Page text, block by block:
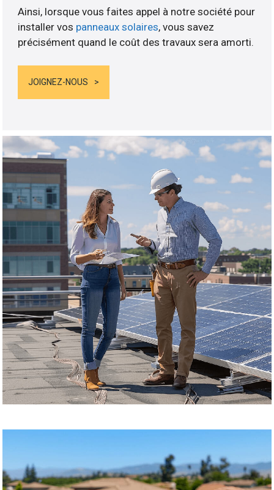
Ainsi, lorsque vous faites appel à notre société pour
installer vos panneaux solaires, vous savez
précisément quand le coût des travaux sera amorti.
JOIGNEZ-NOUS